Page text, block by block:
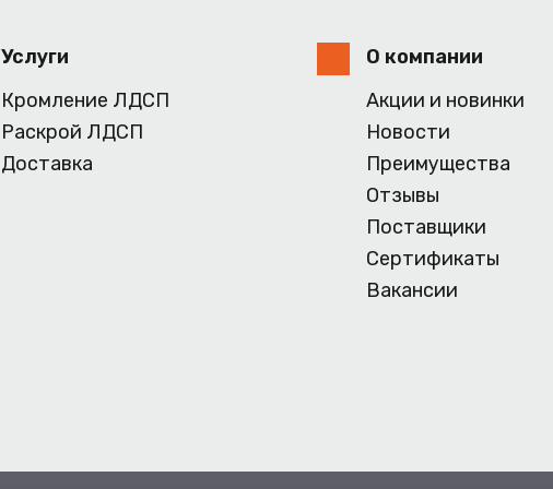
Услуги
Кромление ЛДСП
Раскрой ЛДСП
Доставка
О компании
Акции и новинки
Новости
Преимущества
Отзывы
Поставщики
Сертификаты
Вакансии